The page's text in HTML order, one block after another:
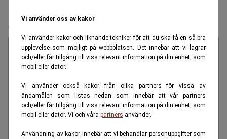
Vi använder oss av kakor
Vi använder kakor och liknande tekniker för att du ska få en så bra
upplevelse som möjligt på webbplatsen. Det innebär att vi lagrar
och/eller får tillgång till viss relevant information på din enhet, som
mobil eller dator.
Vi använder också kakor från olika partners för vissa av
ändamålen som listas nedan som innebär att vår partners
och/eller får tillgång till viss relevant information på din enhet, som
mobil eller dator. Vi och våra partners använder.
Användning av kakor innebär att vi behandlar personuppgifter som
Äldremat